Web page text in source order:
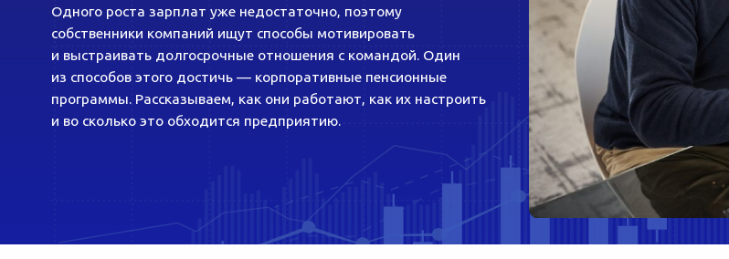
и выстраивать долгосрочные отношения с командой. Один
из способов этого достичь — корпоративные пенсионные
программы. Рассказываем, как они работают, как их настроить
и во сколько это обходится предприятию.
ЧТО ТАКОЕ КПП?